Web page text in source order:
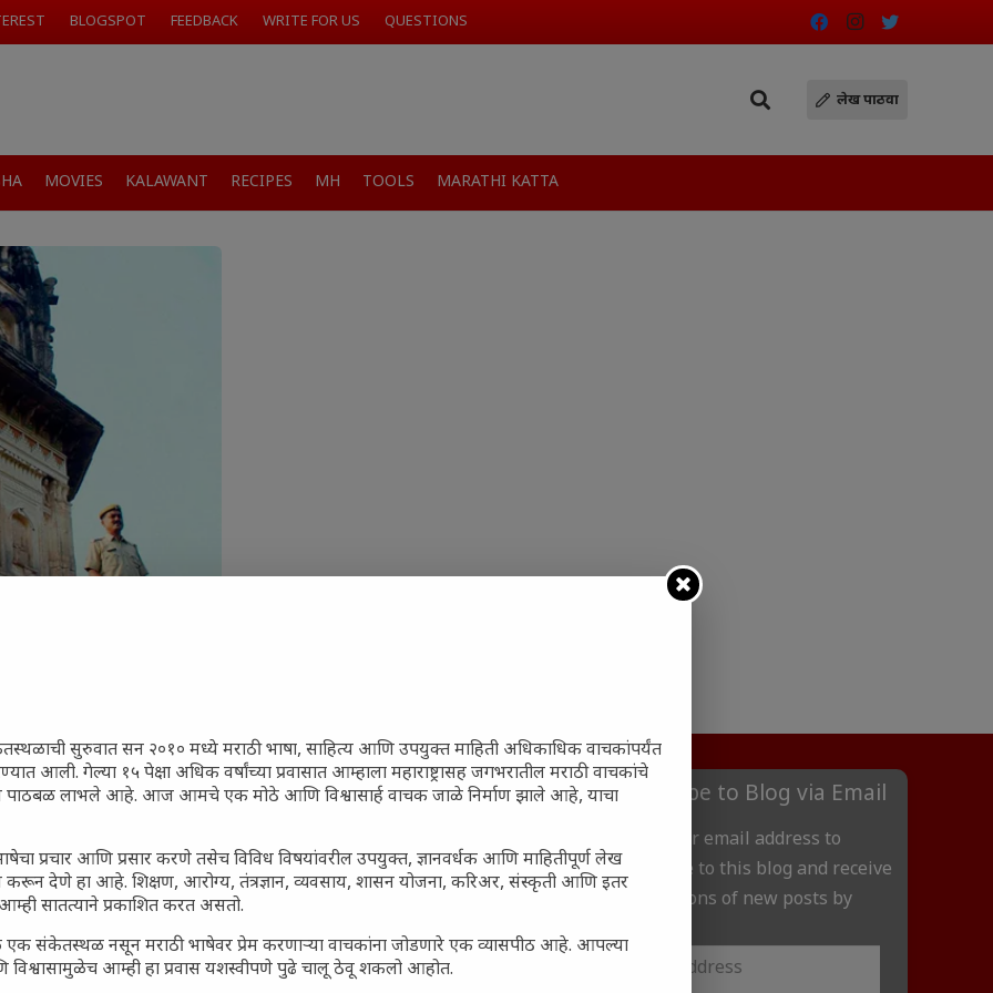
BLOGSPOT FEEDBACK WRITE FOR US QUESTIONS
लेख पाठवा
MOVIES KALAWANT RECIPES MH TOOLS MARATHI KATTA
गावठी उपाय – घरच्या
प्राथमिक आराम
तरुण पिढी कुठे हरवली?
किल्ल्यांचे महत्त्व : स्वराज्याच्या
साक्षीदार
आणि हरवत चाललेली
: आजच्या तरुणांच्या मनात
Subscribe to Blog via Email
Enter your email address to
subscribe to this blog and receive
notifications of new posts by
सुरुवात सन २०१० मध्ये मराठी भाषा, साहित्य आणि उपयुक्त माहिती अधिकाधिक वाचकांपर्यंत
आली. गेल्या १५ पेक्षा अधिक वर्षांच्या प्रवासात आम्हाला महाराष्ट्रासह जगभरातील मराठी वाचकांचे
पाठबळ लाभले आहे. आज आमचे एक मोठे आणि विश्वासार्ह वाचक जाळे निर्माण झाले आहे, याचा
प्रचार आणि प्रसार करणे तसेच विविध विषयांवरील उपयुक्त, ज्ञानवर्धक आणि माहितीपूर्ण लेख
करून देणे हा आहे. शिक्षण, आरोग्य, तंत्रज्ञान, व्यवसाय, शासन योजना, करिअर, संस्कृती आणि इतर
सातत्याने प्रकाशित करत असतो.
संकेतस्थळ नसून मराठी भाषेवर प्रेम करणाऱ्या वाचकांना जोडणारे एक व्यासपीठ आहे. आपल्या
आम्ही हा प्रवास यशस्वीपणे पुढे चालू ठेवू शकलो आहोत.